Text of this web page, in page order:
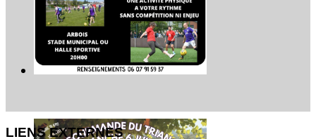
LIENS EXTERNES